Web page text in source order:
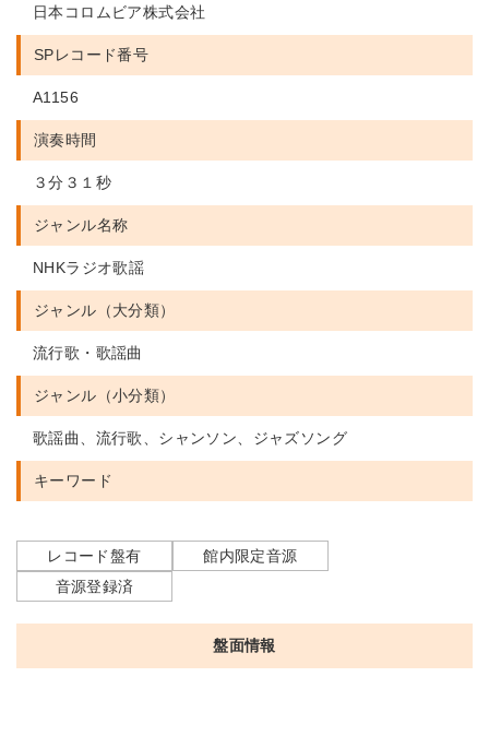
盤面情報
日本コロムビア株式会社
SPレコード番号
A1156
演奏時間
３分３１秒
ジャンル名称
NHKラジオ歌謡
ジャンル（大分類）
流行歌・歌謡曲
ジャンル（小分類）
歌謡曲、流行歌、シャンソン、ジャズソング
キーワード
レコード盤有
館内限定音源
音源登録済